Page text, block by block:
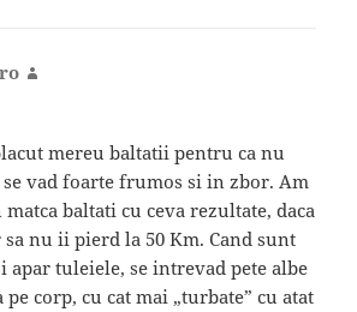
mereu baltatii pentru ca nu
se vad foarte frumos si in zbor. Am
matca baltati cu ceva rezultate, daca
nu ii pierd la 50 Km. Cand sunt
tuleiele, se intrevad pete albe
corp, cu cat mai „turbate” cu atat